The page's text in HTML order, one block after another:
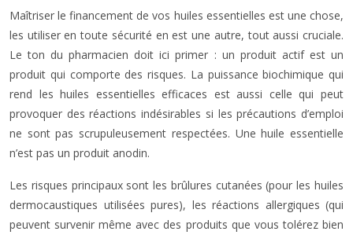
Maîtriser le financement de vos huiles essentielles est une chose,
les utiliser en toute sécurité en est une autre, tout aussi cruciale.
Le ton du pharmacien doit ici primer : un produit actif est un
produit qui comporte des risques. La puissance biochimique qui
rend les huiles essentielles efficaces est aussi celle qui peut
provoquer des réactions indésirables si les précautions d’emploi
ne sont pas scrupuleusement respectées. Une huile essentielle
n’est pas un produit anodin.
Les risques principaux sont les brûlures cutanées (pour les huiles
dermocaustiques utilisées pures), les réactions allergiques (qui
peuvent survenir même avec des produits que vous tolérez bien